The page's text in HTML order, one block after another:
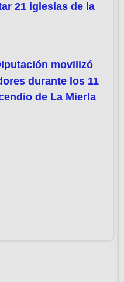
21 iglesias de la
movilizó
durante los 11
de La Mierla